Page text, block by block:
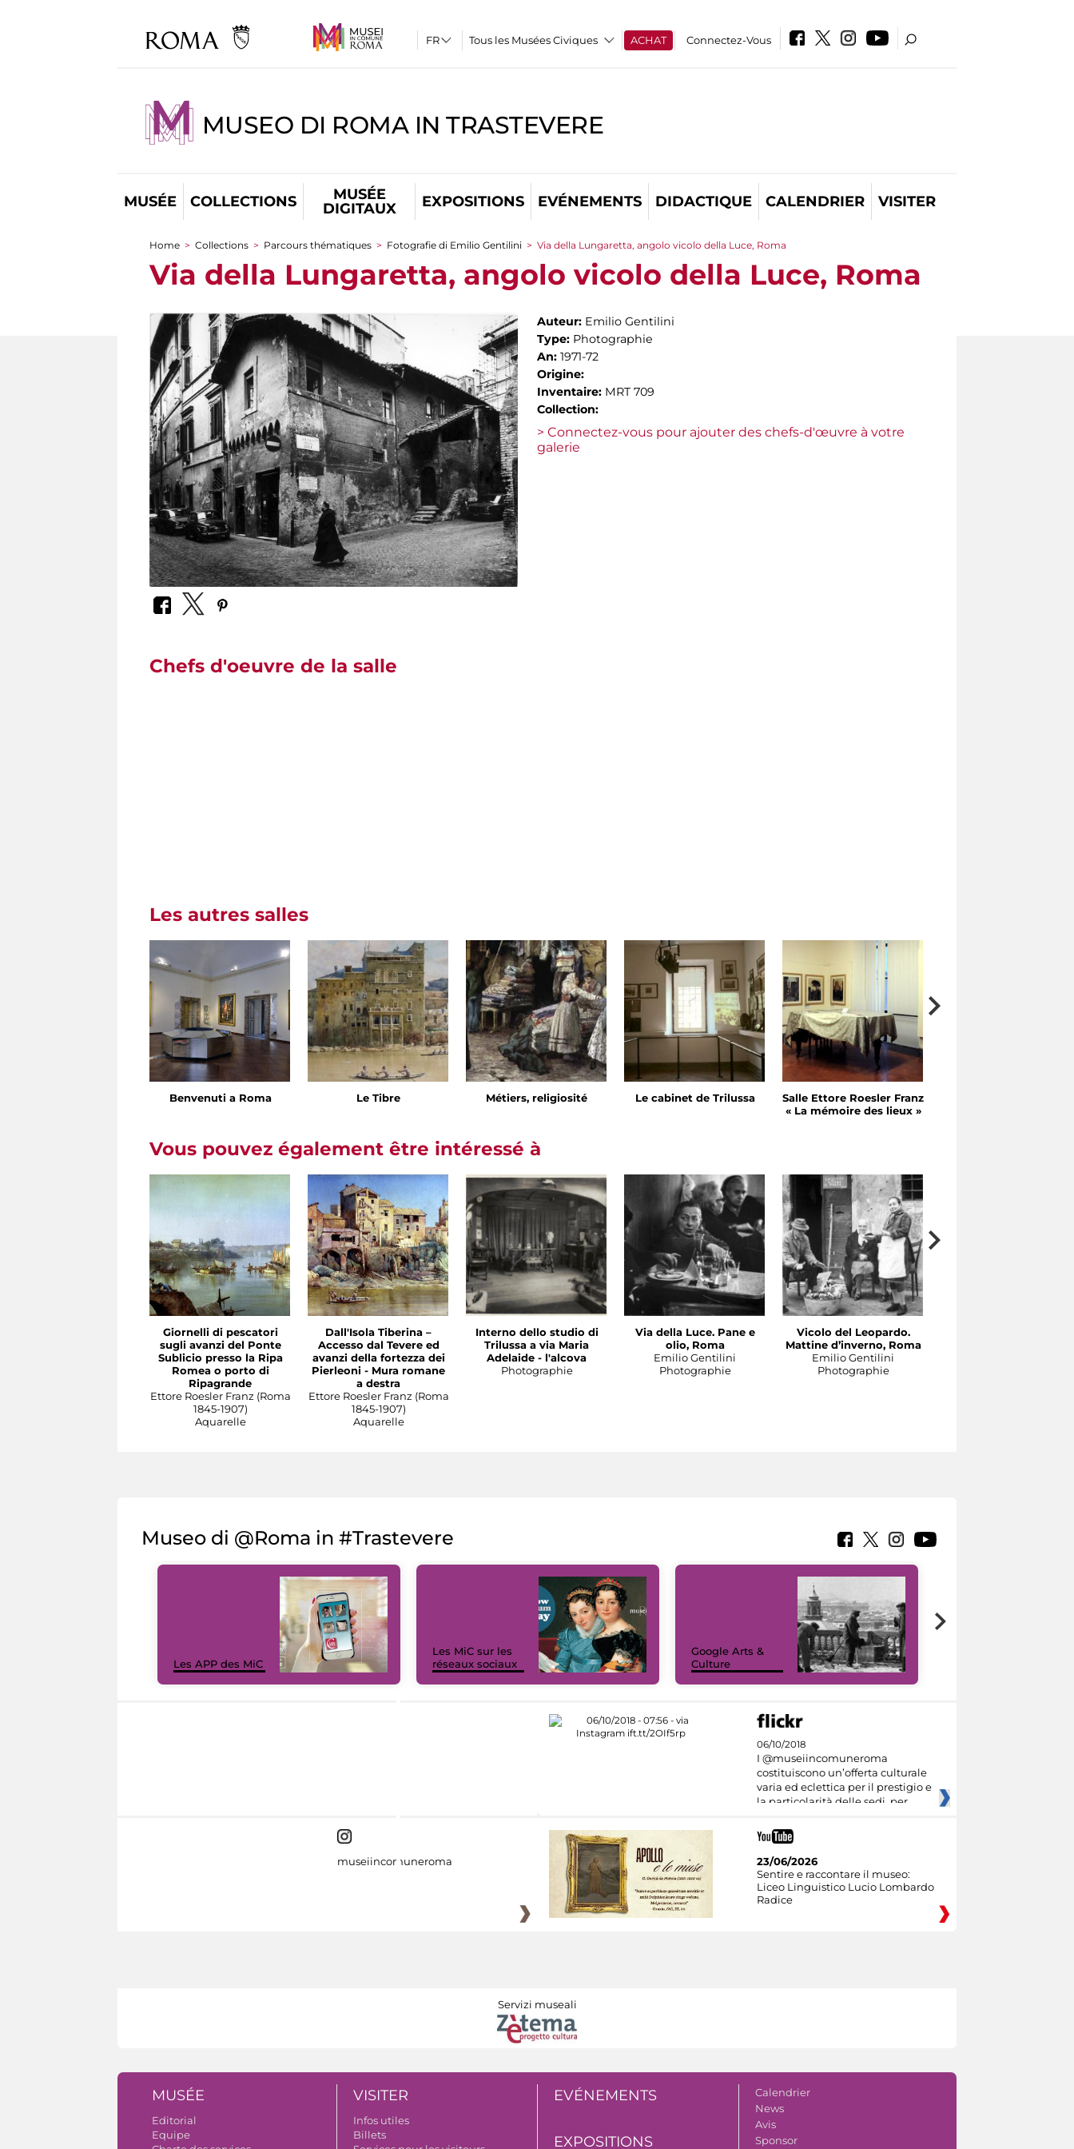
Tous les Musées Civiques ACHAT Connectez-Vous
MUSEO DI ROMA IN TRASTEVERE
MUSÉE COLLECTIONS
MUSÉE
DIGITAUX
EXPOSITIONS EVÉNEMENTS DIDACTIQUE CALENDRIER VISITER
You are here
Home > Collections > Parcours thématiques > Fotografie di Emilio Gentilini > Via della Lungaretta, angolo vicolo della Luce, Roma
Via della Lungaretta, angolo vicolo della Luce, Roma
Auteur: Emilio Gentilini
Type: Photographie
An: 1971-72
Origine:
Inventaire: MRT 709
Collection:
> Connectez-vous pour ajouter des chefs-d'œuvre à votre
galerie
Chefs d'oeuvre de la salle
Les autres salles
Benvenuti a Roma Le Tibre Métiers, religiosité Le cabinet de Trilussa
Salle Ettore Roesler Franz
« La mémoire des lieux »
Vous pouvez également être intéressé à
Giornelli di pescatori
sugli avanzi del Ponte
Sublicio presso la Ripa
Romea o porto di
Ripagrande
Ettore Roesler Franz (Roma
1845-1907)
Aquarelle
Dall'Isola Tiberina –
Accesso dal Tevere ed
avanzi della fortezza dei
Pierleoni - Mura romane
a destra
Ettore Roesler Franz (Roma
1845-1907)
Aquarelle
Interno dello studio di
Trilussa a via Maria
Adelaide - l'alcova
Photographie
Via della Luce. Pane e
olio, Roma
Emilio Gentilini
Photographie
Vicolo del Leopardo.
Mattine d’inverno, Roma
Emilio Gentilini
Photographie
Museo di @Roma in #Trastevere
Les APP des MiC
Les MiC sur les
réseaux sociaux
Google Arts &
Culture
06/10/2018
I @museiincomuneroma
costituiscono un’offerta culturale
varia ed eclettica per il prestigio e
la particolarità delle sedi, per
museiincomuneroma
23/06/2026
Sentire e raccontare il museo:
Liceo Linguistico Lucio Lombardo
Radice
Servizi museali
MUSÉE
Editorial
Equipe
VISITER
Infos utiles
Billets
EVÉNEMENTS
EXPOSITIONS
Calendrier
News
Avis
Sponsor